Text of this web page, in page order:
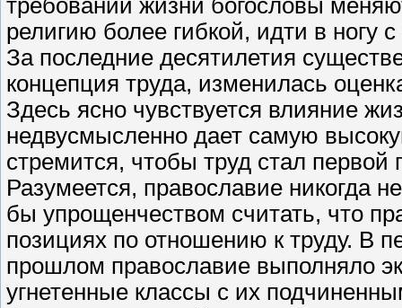
требований жизни богословы
религию более гибкой, идти в ногу
За последние десятилетия
концепция труда, изменилась
Здесь ясно чувствуется влияние
недвусмысленно дает самую
стремится, чтобы труд стал первой
Разумеется, православие никогда
бы упрощенчеством считать, что
позициях по отношению к труду. В
прошлом православие выполняло
угнетенные классы с их